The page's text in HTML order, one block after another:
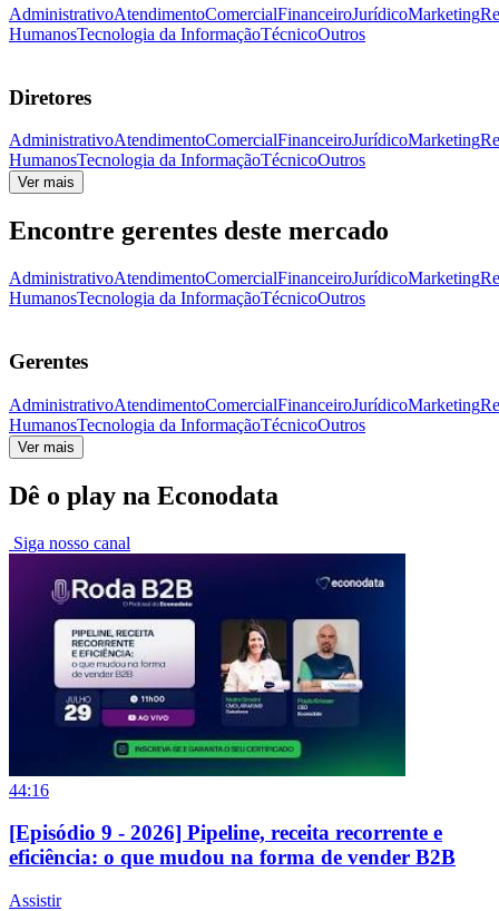
AdministrativoAtendimentoComercialFinanceiroJurídicoMarketing
HumanosTecnologia da InformaçãoTécnicoOutros
Diretores
AdministrativoAtendimentoComercialFinanceiroJurídicoMarketing
HumanosTecnologia da InformaçãoTécnicoOutros
Ver mais
Encontre gerentes deste mercado
AdministrativoAtendimentoComercialFinanceiroJurídicoMarketing
HumanosTecnologia da InformaçãoTécnicoOutros
Gerentes
AdministrativoAtendimentoComercialFinanceiroJurídicoMarketing
HumanosTecnologia da InformaçãoTécnicoOutros
Ver mais
Dê o play na Econodata
Siga nosso canal
44:16
[Episódio 9 - 2026] Pipeline, receita recorrente e
eficiência: o que mudou na forma de vender B2B
Assistir